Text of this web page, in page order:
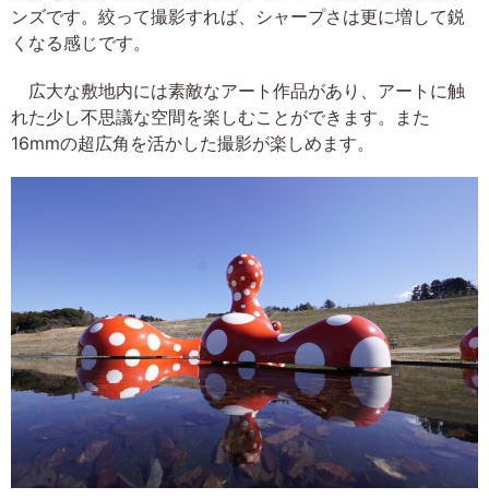
ンズです。絞って撮影すれば、シャープさは更に増して鋭
くなる感じです。
広大な敷地内には素敵なアート作品があり、アートに触
れた少し不思議な空間を楽しむことができます。また
16mmの超広角を活かした撮影が楽しめます。